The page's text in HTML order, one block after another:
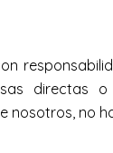
directas
nosotros, no